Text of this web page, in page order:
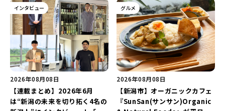
ループ「courtesea」が登場
♪
プン予定♪
インタビュー
2026年08月08日
【連載まとめ】2026年6月
は“新潟の未来を切り拓く4名の
グルメ
2026年08月08日
【新潟市】オーガニックカフェ
『SunSan(サンサン)Organic